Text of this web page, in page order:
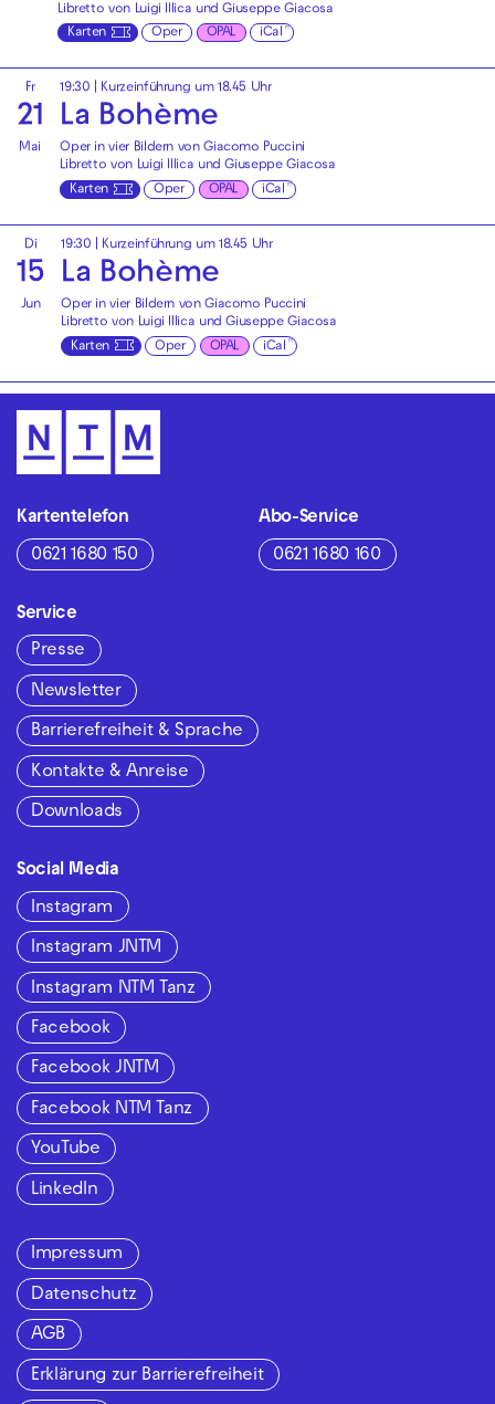
Libretto von Luigi Illica und Giuseppe Giacosa
Karten
Oper OPAL iCal
Fr
21
Mai
19:30 | Kurzeinführung um 18.45 Uhr
La Bohème
Oper in vier Bildern von Giacomo Puccini
Libretto von Luigi Illica und Giuseppe Giacosa
Karten
Oper OPAL iCal
Di
15
Jun
19:30 | Kurzeinführung um 18.45 Uhr
La Bohème
Oper in vier Bildern von Giacomo Puccini
Libretto von Luigi Illica und Giuseppe Giacosa
Karten
Oper OPAL iCal
Kartentelefon
0621 1680 150
Abo-Service
0621 1680 160
Service
Presse
Newsletter
Barrierefreiheit & Sprache
Kontakte & Anreise
Downloads
Social Media
Instagram
Instagram JNTM
Instagram NTM Tanz
Facebook
Facebook JNTM
Facebook NTM Tanz
YouTube
LinkedIn
Impressum
Datenschutz
AGB
Erklärung zur Barrierefreiheit